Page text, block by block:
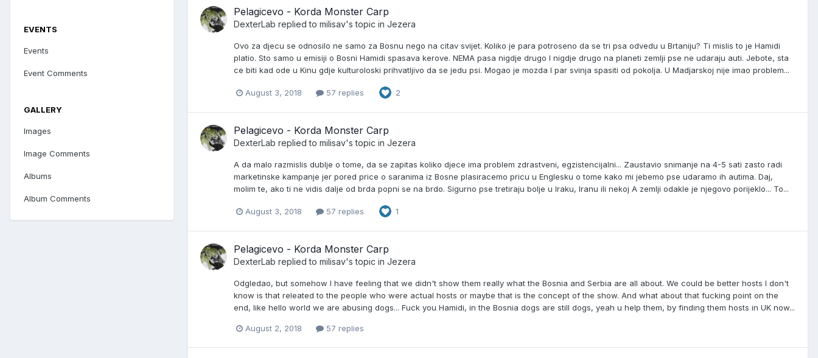
EVENTS
Events
Event Comments
GALLERY
Images
Image Comments
Albums
Album Comments
Pelagicevo - Korda Monster Carp
DexterLab replied to milisav's topic in Jezera
Ovo za djecu se odnosilo ne samo za Bosnu nego na citav svijet. Koliko je para potroseno da se tri psa odvedu u Brtaniju? Ti mislis to je Hamidi
platio. Sto samo u emisiji o Bosni Hamidi spasava kerove. NEMA pasa nigdje drugo I nigdje drugo na planeti zemlji pse ne udaraju auti. Jebote, sta
ce biti kad ode u Kinu gdje kulturoloski prihvatljivo da se jedu psi. Mogao je mozda I par svinja spasiti od pokolja. U Madjarskoj nije imao problem...
August 3, 2018 57 replies 2
Pelagicevo - Korda Monster Carp
DexterLab replied to milisav's topic in Jezera
A da malo razmislis dublje o tome, da se zapitas koliko djece ima problem zdrastveni, egzistencijalni... Zaustavio snimanje na 4-5 sati zasto radi
marketinske kampanje jer pored price o saranima iz Bosne plasiracemo pricu u Englesku o tome kako mi jebemo pse udaramo ih autima. Daj,
molim te, ako ti ne vidis dalje od brda popni se na brdo. Sigurno pse tretiraju bolje u Iraku, Iranu ili nekoj A zemlji odakle je njegovo porijeklo... To...
August 3, 2018 57 replies 1
Pelagicevo - Korda Monster Carp
DexterLab replied to milisav's topic in Jezera
Odgledao, but somehow I have feeling that we didn't show them really what the Bosnia and Serbia are all about. We could be better hosts I don't
know is that releated to the people who were actual hosts or maybe that is the concept of the show. And what about that fucking point on the
end, like hello world we are abusing dogs... Fuck you Hamidi, in the Bosnia dogs are still dogs, yeah u help them, by finding them hosts in UK now...
August 2, 2018 57 replies